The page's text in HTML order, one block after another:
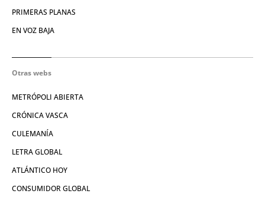
PRIMERAS PLANAS
EN VOZ BAJA
Otras webs
METRÓPOLI ABIERTA
CRÓNICA VASCA
CULEMANÍA
LETRA GLOBAL
ATLÁNTICO HOY
CONSUMIDOR GLOBAL